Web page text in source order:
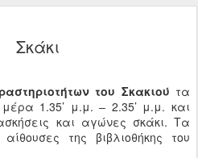
Σκάκι
του Σκακιού τα
1.35’ μ.μ. – 2.35’ μ.μ. και
και αγώνες σκάκι. Τα
της βιβλιοθήκης του